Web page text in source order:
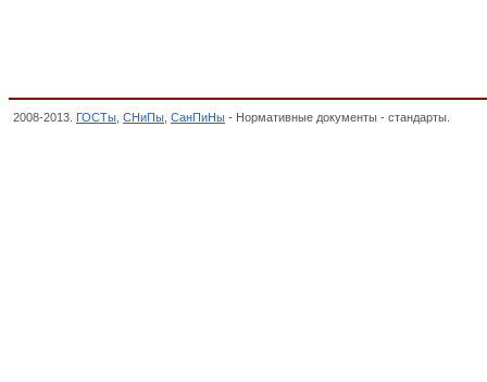
2008-2013. ГОСТы СНиПы СанПиНы - Нормативные документы - стандарты.